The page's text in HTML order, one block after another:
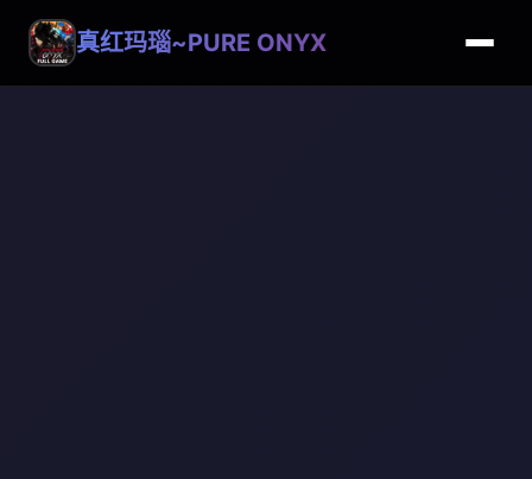
真红玛瑙~PURE ONYX